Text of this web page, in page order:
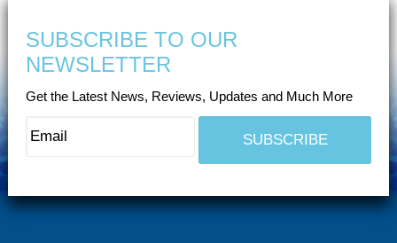
SUBSCRIBE TO OUR
NEWSLETTER
Get the Latest News, Reviews, Updates and Much More